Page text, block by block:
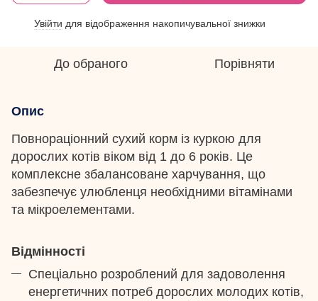
Увійти для відображення накопичувальної знижки
До обраного Порівняти
Опис
Повнораціонний сухий корм із куркою для
дорослих котів віком від 1 до 6 років. Це
комплексне збалансоване харчування, що
забезпечує улюбленця необхідними вітамінами
та мікроелементами.
Відмінності
Спеціально розроблений для задоволення
енергетичних потреб дорослих молодих котів,